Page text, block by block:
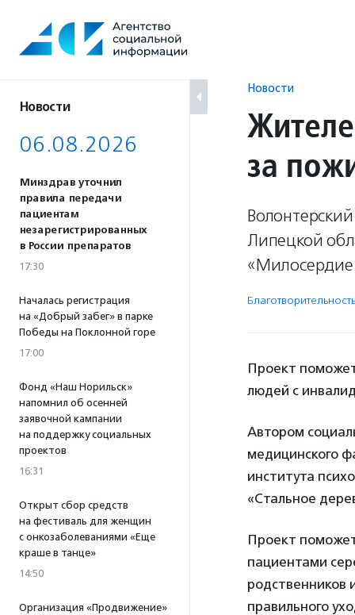
содержанию
Новости
06.08.2026
Минздрав уточнил
правила передачи
пациентам
незарегистрированных
в России препаратов
17:30
Началась регистрация
на «Добрый забег» в парке
Победы на Поклонной горе
17:00
Фонд «Наш Норильск»
напомнил об осенней
заявочной кампании
на поддержку социальных
проектов
16:31
Открыт сбор средств
на фестиваль для женщин
с онкозаболеваниями «Еще
краше в танце»
14:50
Организация «Продвижение»
Новости
за
Липецкой
Проект
людей с
Автором
медицинского
института
«Стальное
Проект
пациентами
родственников
правильного